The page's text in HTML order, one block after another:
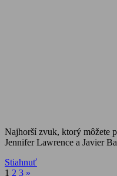
Najhorší zvuk, ktorý môžete
Jennifer Lawrence a Javier
Stiahnuť
1 2 3 Next
»